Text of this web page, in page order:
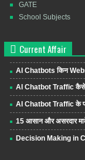
GATE
School Subjects
Current Affair
AI Chatbots किन
AI Chatbot Traffic
AI Chatbot Traffic के
15 आसान और असरदार
Decision Making in